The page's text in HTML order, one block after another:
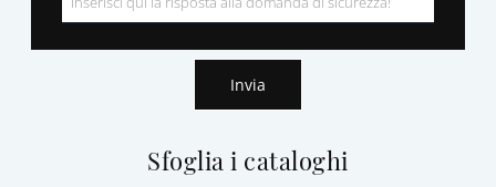
Sfoglia i cataloghi
Invia